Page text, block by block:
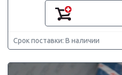
Срок поставки: В наличии